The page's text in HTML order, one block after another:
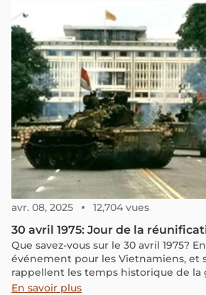
avr. 08, 2025 12,704 vues
30 avril 1975: Jour de la
Que savez-vous sur le 30 avril 1975?
événement pour les Vietnamiens, et
rappellent les temps historique de la
En savoir plus